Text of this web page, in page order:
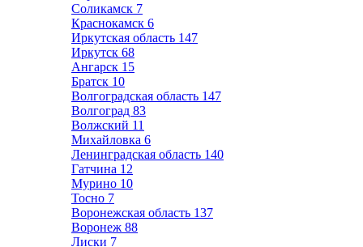
Соликамск 7
Краснокамск 6
Иркутская область 147
Иркутск 68
Ангарск 15
Братск 10
Волгоградская область 147
Волгоград 83
Волжский 11
Михайловка 6
Ленинградская область 140
Гатчина 12
Мурино 10
Тосно 7
Воронежская область 137
Воронеж 88
Лиски 7